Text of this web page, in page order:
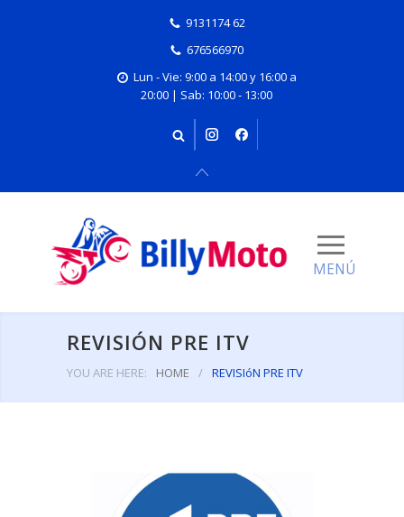
9131174 62
676566970
Lun - Vie: 9:00 a 14:00 y 16:00 a
20:00 | Sab: 10:00 - 13:00
REVISIÓN PRE ITV
YOU ARE HERE: HOME / REVISIóN PRE ITV